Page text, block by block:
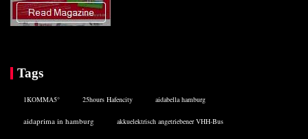
Tags
1KOMMA5° 25hours Hafencity aidabella hamburg
aidaprima in hamburg akkuelektrisch angetriebener VHH-Bus